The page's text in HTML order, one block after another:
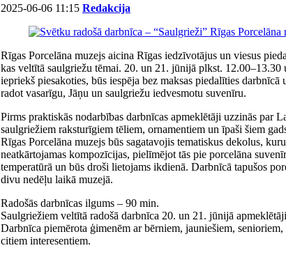
2025-06-06 11:15 Redakcija
Rīgas Porcelāna muzejs aicina Rīgas iedzīvotājus un viesus
kas veltītā saulgriežu tēmai. 20. un 21. jūnijā plkst.
iepriekš piesakoties, būs iespēja bez maksas piedalīties
radot vasarīgu, Jāņu un saulgriežu iedvesmotu suvenīru.
Pirms praktiskās nodarbības darbnīcas apmeklētāji uzzinās par
saulgriežiem raksturīgiem tēliem, ornamentiem un īpaši šiem
Rīgas Porcelāna muzejs būs sagatavojis tematiskus dekolus,
neatkārtojamas kompozīcijas, pielīmējot tās pie porcelāna
temperatūrā un būs droši lietojams ikdienā. Darbnīcā tapušos
divu nedēļu laikā muzejā.
Radošās darbnīcas ilgums – 90 min.
Saulgriežiem veltītā radošā darbnīca 20. un 21. jūnijā
Darbnīca piemērota ģimenēm ar bērniem, jauniešiem,
citiem interesentiem.